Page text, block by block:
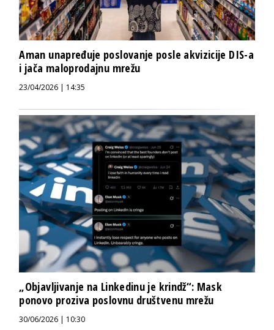
Aman unapređuje poslovanje posle akvizicije DIS-a
i jača maloprodajnu mrežu
23/04/2026 | 14:35
„Objavljivanje na Linkedinu je krindž“: Mask
ponovo proziva poslovnu društvenu mrežu
30/06/2026 | 10:30